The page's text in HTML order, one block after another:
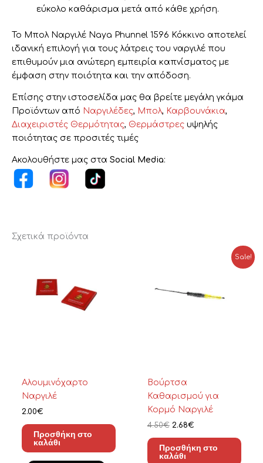
εύκολο καθάρισμα μετά από κάθε χρήση.
Το Μπολ Ναργιλέ Naya Phunnel 1596 Κόκκινο αποτελεί
ιδανική επιλογή για τους λάτρεις του ναργιλέ που
επιθυμούν μια ανώτερη εμπειρία καπνίσματος με
έμφαση στην ποιότητα και την απόδοση.
Επίσης στην ιστοσελίδα μας θα βρείτε μεγάλη γκάμα
Προϊόντων από Ναργιλέδες, Μπολ, Καρβουνάκια,
Διαχειριστές Θερμότητας, Θερμάστρες υψηλής
ποιότητας σε προσιτές τιμές
Ακολουθήστε μας στα Social Media:
Σχετικά προϊόντα
Αλουμινόχαρτο
Ναργιλέ
2.00€
Προσθήκη στο
καλάθι
Sale!
Βούρτσα
Καθαρισμού για
Κορμό Ναργιλέ
4.50€ 2.68€
τρέχουσα
2.68€.
Προσθήκη στο
καλάθι